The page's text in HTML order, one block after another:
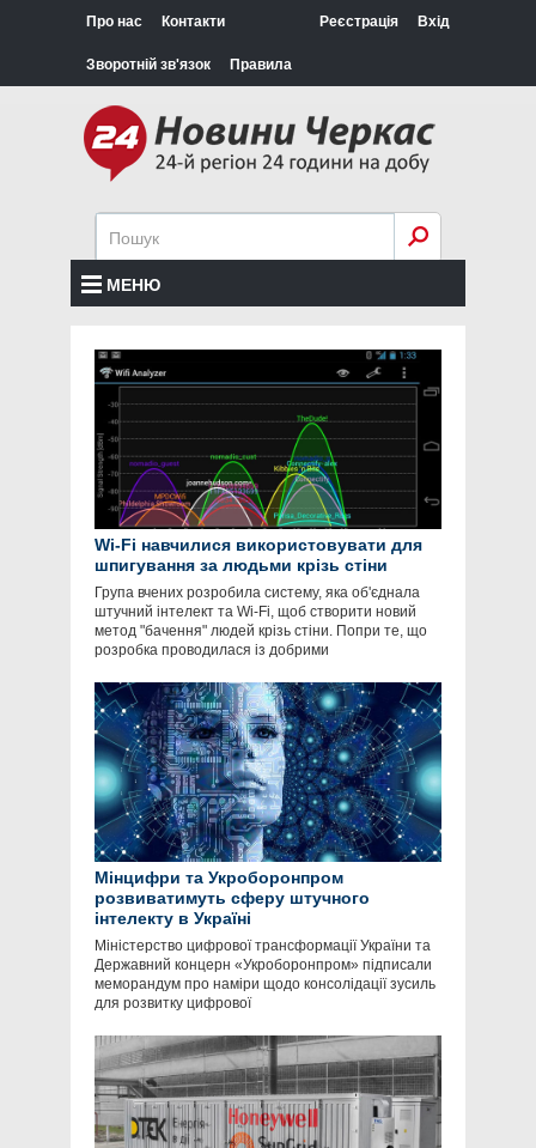
Про нас Контакти
Зворотній зв'язок Правила
Реєстрація Вхід
МЕНЮ
Wi-Fi навчилися використовувати для
шпигування за людьми крізь стіни
Група вчених розробила систему, яка об'єднала
штучний інтелект та Wi-Fi, щоб створити новий
метод "бачення" людей крізь стіни. Попри те, що
розробка проводилася із добрими
Мінцифри та Укроборонпром
розвиватимуть сферу штучного
інтелекту в Україні
Міністерство цифрової трансформації України та
Державний концерн «Укроборонпром» підписали
меморандум про наміри щодо консолідації зусиль
для розвитку цифрової